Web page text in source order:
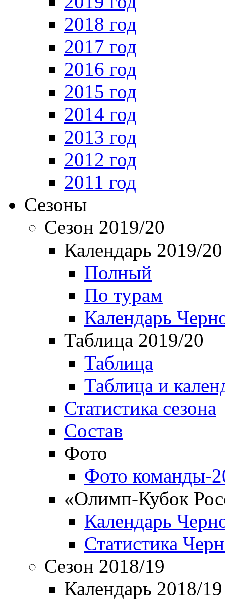
2018 год
2017 год
2016 год
2015 год
2014 год
2013 год
2012 год
2011 год
Сезоны
Сезон 2019/20
Календарь 2019/20
Полный
По турам
Календарь
Таблица 2019/20
Таблица
Таблица и
Статистика сезона
Состав
Фото
Фото команды-
«Олимп-Кубок
Календарь
Статистика
Сезон 2018/19
Календарь 2018/19